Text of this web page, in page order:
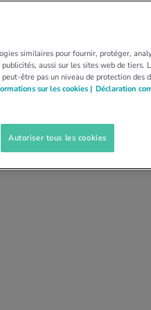
âge. Vous n’en
présentons quatre
similaires pour fournir, protéger,
aussi sur les sites web de tiers.
être pas un niveau de protection des
sur les cookies | Déclaration
Autoriser tous les cookies